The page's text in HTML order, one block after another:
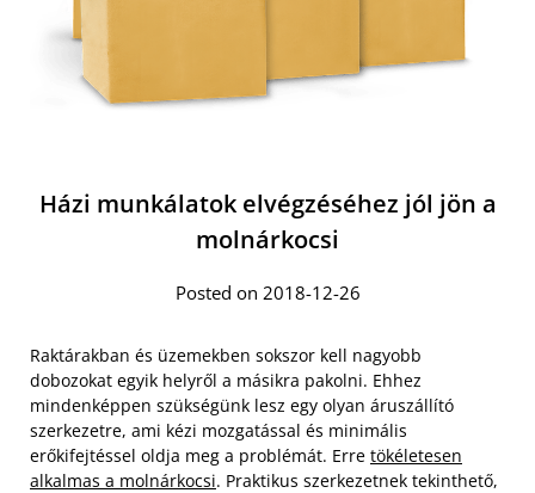
Házi munkálatok elvégzéséhez jól jön a
molnárkocsi
Posted on 2018-12-26
Raktárakban és üzemekben sokszor kell nagyobb
dobozokat egyik helyről a másikra pakolni. Ehhez
mindenképpen szükségünk lesz egy olyan áruszállító
szerkezetre, ami kézi mozgatással és minimális
erőkifejtéssel oldja meg a problémát. Erre tökéletesen
alkalmas a molnárkocsi. Praktikus szerkezetnek tekinthető,